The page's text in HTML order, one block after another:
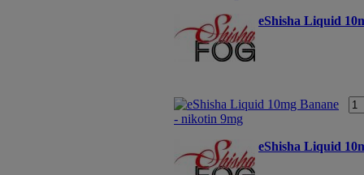
eShisha Liquid
eShisha Liquid